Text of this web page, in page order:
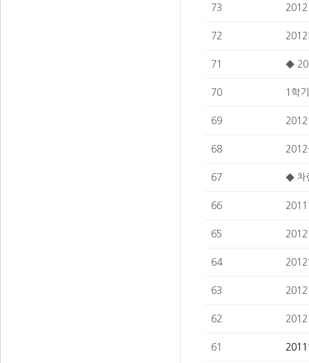
73 2012
72 2012
71 ◆
70 1학
69 2012
68
67 ◆ 차
66 2011
65 2012
64 2012
63 2012
62 2012
61 2011